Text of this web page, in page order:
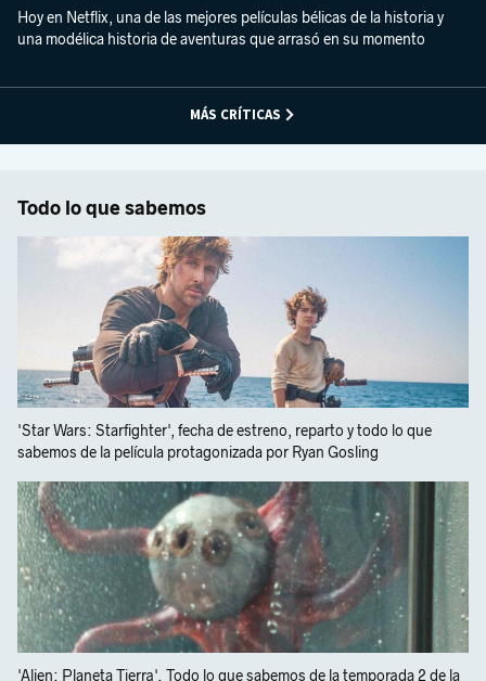
Hoy en Netflix, una de las mejores películas bélicas de la historia y
una modélica historia de aventuras que arrasó en su momento
MÁS CRÍTICAS
Todo lo que sabemos
'Star Wars: Starfighter', fecha de estreno, reparto y todo lo que
sabemos de la película protagonizada por Ryan Gosling
'Alien: Planeta Tierra'. Todo lo que sabemos de la temporada 2 de la